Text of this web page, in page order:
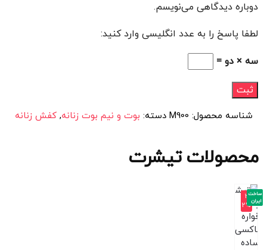
دوباره دیدگاهی می‌نویسم.
لطفا پاسخ را به عدد انگلیسی وارد کنید:
سه × دو =
شناسه محصول: M900 دسته: بوت و نیم بوت زنانه,کفش زنانه
محصولات تیشرت
-3
2%
ساخت
ایران